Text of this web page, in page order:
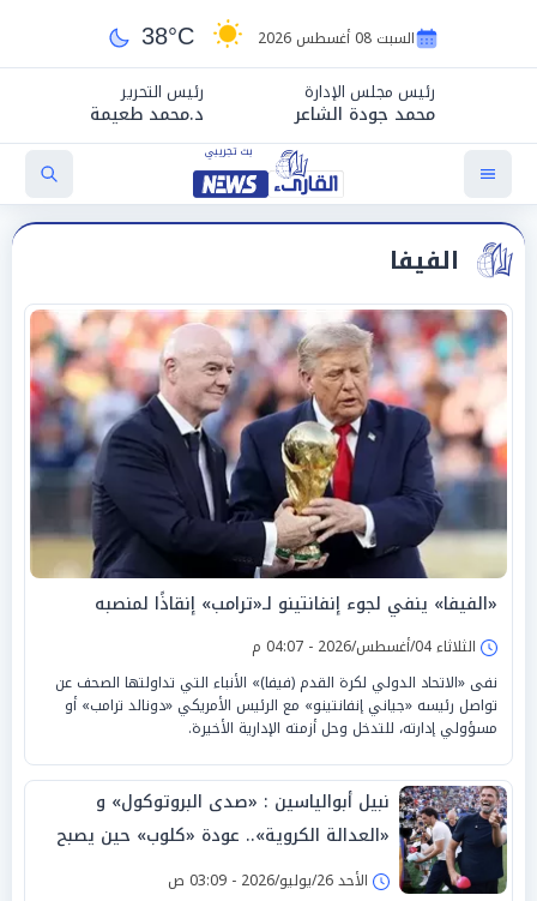
السبت 08 أغسطس 2026 38°C
رئيس مجلس الإدارة
محمد جودة الشاعر
رئيس التحرير
د.محمد طعيمة
الفيفا
«الفيفا» ينفي لجوء إنفانتينو لـ«ترامب» إنقاذًا لمنصبه
الثلاثاء 04/أغسطس/2026 - 04:07 م
نفى «الاتحاد الدولي لكرة القدم (فيفا)» الأنباء التي تداولتها الصحف عن
تواصل رئيسه «جياني إنفانتينو» مع الرئيس الأمريكي «دونالد ترامب» أو
مسؤولي إدارته، للتدخل وحل أزمته الإدارية الأخيرة.
نبيل أبوالياسين : «صدى البروتوكول» و
«العدالة الكروية».. عودة «كلوب» حين يصبح
«المنقذ شاهداً»
الأحد 26/يوليو/2026 - 03:09 ص